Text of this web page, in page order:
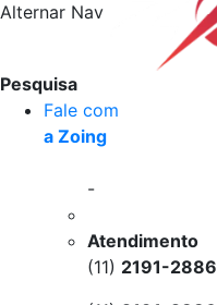
Alternar Nav
Pesquisa
Fale com
a Zoing
-
Atendimento
(11) 2191-2886